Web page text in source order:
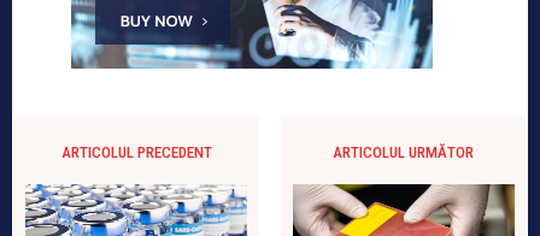
ARTICOLUL PRECEDENT ARTICOLUL URMĂTOR